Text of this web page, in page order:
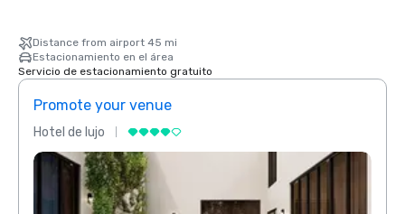
Distance from airport 45 mi
Estacionamiento en el área
Servicio de estacionamiento gratuito
Promote your venue
Hotel de lujo